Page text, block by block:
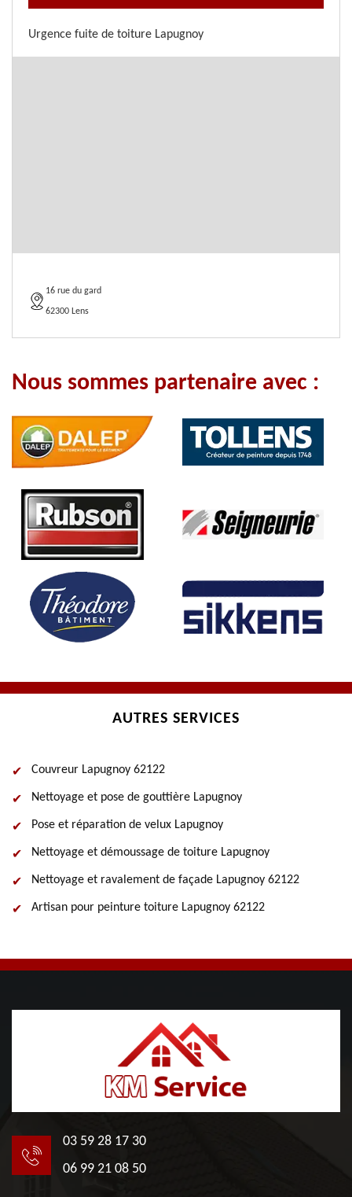
Urgence fuite de toiture Lapugnoy
16 rue du gard
62300 Lens
Nous sommes partenaire avec :
AUTRES SERVICES
Couvreur Lapugnoy 62122
Nettoyage et pose de gouttière Lapugnoy
Pose et réparation de velux Lapugnoy
Nettoyage et démoussage de toiture Lapugnoy
Nettoyage et ravalement de façade Lapugnoy 62122
Artisan pour peinture toiture Lapugnoy 62122
03 59 28 17 30
06 99 21 08 50